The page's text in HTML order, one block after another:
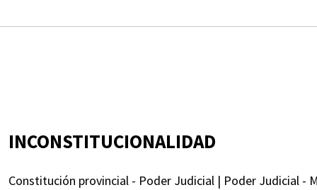
INCONSTITUCIONALIDAD
Constitución provincial - Poder Judicial | Poder Judicial -